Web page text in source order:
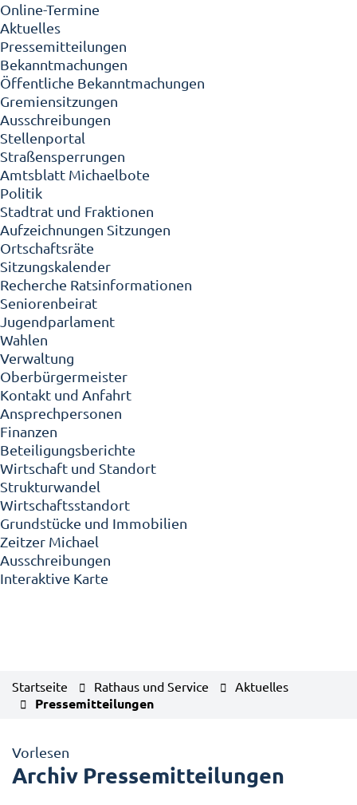
Online-Termine
Aktuelles
Pressemitteilungen
Bekanntmachungen
Öffentliche Bekanntmachungen
Gremiensitzungen
Ausschreibungen
Stellenportal
Straßensperrungen
Amtsblatt Michaelbote
Politik
Stadtrat und Fraktionen
Aufzeichnungen Sitzungen
Ortschaftsräte
Sitzungskalender
Recherche Ratsinformationen
Seniorenbeirat
Jugendparlament
Wahlen
Verwaltung
Oberbürgermeister
Kontakt und Anfahrt
Ansprechpersonen
Finanzen
Beteiligungsberichte
Wirtschaft und Standort
Strukturwandel
Wirtschaftsstandort
Grundstücke und Immobilien
Zeitzer Michael
Ausschreibungen
Interaktive Karte
Startseite Rathaus und Service Aktuelles
Pressemitteilungen
Vorlesen
Archiv Pressemitteilungen